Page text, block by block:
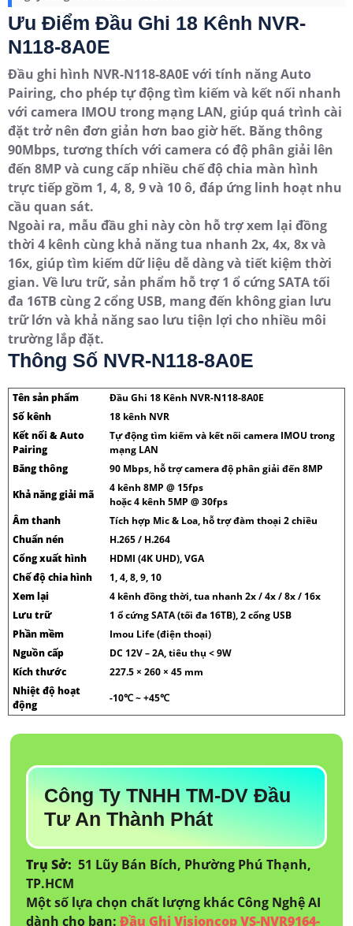
Ưu Điểm Đầu Ghi 18 Kênh NVR-
N118-8A0E
Đầu ghi hình NVR-N118-8A0E với tính năng Auto
Pairing, cho phép tự động tìm kiếm và kết nối nhanh
với camera IMOU trong mạng LAN, giúp quá trình cài
đặt trở nên đơn giản hơn bao giờ hết. Băng thông
90Mbps, tương thích với camera có độ phân giải lên
đến 8MP và cung cấp nhiều chế độ chia màn hình
trực tiếp gồm 1, 4, 8, 9 và 10 ô, đáp ứng linh hoạt nhu
cầu quan sát.
Ngoài ra, mẫu đầu ghi này còn hỗ trợ xem lại đồng
thời 4 kênh cùng khả năng tua nhanh 2x, 4x, 8x và
16x, giúp tìm kiếm dữ liệu dễ dàng và tiết kiệm thời
gian. Về lưu trữ, sản phẩm hỗ trợ 1 ổ cứng SATA tối
đa 16TB cùng 2 cổng USB, mang đến không gian lưu
trữ lớn và khả năng sao lưu tiện lợi cho nhiều môi
trường lắp đặt.
Thông Số NVR-N118-8A0E
Tên sản phẩm
Đầu Ghi 18 Kênh NVR-N118-8A0E
Số kênh
18 kênh NVR
Kết nối & Auto
Pairing
Tự động tìm kiếm và kết nối camera IMOU trong
mạng LAN
Băng thông
90 Mbps, hỗ trợ camera độ phân giải đến 8MP
Khả năng giải mã
4 kênh 8MP @ 15fps
hoặc 4 kênh 5MP @ 30fps
Âm thanh
Tích hợp Mic & Loa, hỗ trợ đàm thoại 2 chiều
Chuẩn nén
H.265 / H.264
Cổng xuất hình
HDMI (4K UHD), VGA
Chế độ chia hình
1, 4, 8, 9, 10
Xem lại
4 kênh đồng thời, tua nhanh 2x / 4x / 8x / 16x
Lưu trữ
1 ổ cứng SATA (tối đa 16TB), 2 cổng USB
Phần mềm
Imou Life (điện thoại)
Nguồn cấp
DC 12V – 2A, tiêu thụ < 9W
Kích thước
227.5 × 260 × 45 mm
Nhiệt độ hoạt
động
-10℃ ~ +45℃
Công Ty TNHH TM-DV Đầu
Tư An Thành Phát
Trụ Sở: 51 Lũy Bán Bích, Phường Phú Thạnh,
TP.HCM
Một số lựa chọn chất lượng khác Công Nghệ AI
dành cho bạn: Đầu Ghi Visioncop VS-NVR9164-